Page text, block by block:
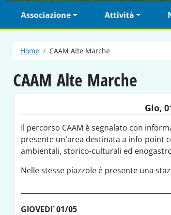
Associazione Attività
Briciole di pane
Home CAAM Alte Marche
CAAM Alte Marche
Gio,
Il percorso CAAM è segnalato con
presente un’area destinata a info-
ambientali, storico-culturali ed
Nelle stesse piazzole è presente una
GIOVEDI’ 01/05